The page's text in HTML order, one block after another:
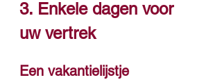
3. Enkele dagen voor
uw vertrek
Een vakantielijstje